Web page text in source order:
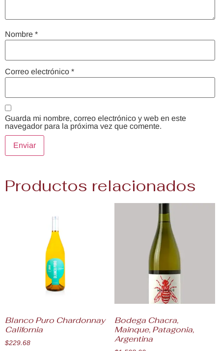
Nombre *
Correo electrónico *
Guarda mi nombre, correo electrónico y web en este
navegador para la próxima vez que comente.
Productos relacionados
Blanco Puro Chardonnay
California
$229.68
Bodega Chacra,
Mainque, Patagonia,
Argentina